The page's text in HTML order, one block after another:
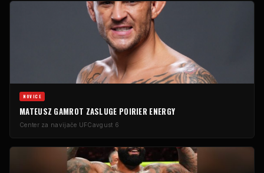
NOVICE
MATEUSZ GAMROT ZASLUGE POIRIER ENERGY
Center za navijače UFCavgust 6